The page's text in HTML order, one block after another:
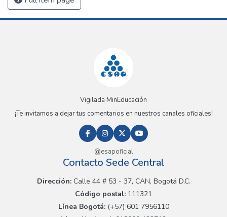
Vigilada MinEducación
¡Te invitamos a dejar tus comentarios en nuestros canales oficiales!
@esapoficial
Contacto Sede Central
Dirección:Calle 44 # 53 - 37, CAN, Bogotá D.C.
Código postal: 111321
Línea Bogotá:(+57) 601 7956110